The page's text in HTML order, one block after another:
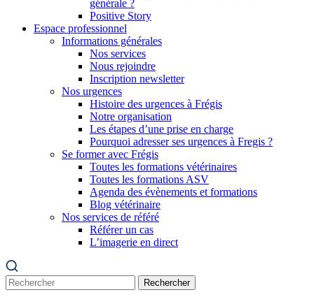
générale ?
Positive Story
Espace professionnel
Informations générales
Nos services
Nous rejoindre
Inscription newsletter
Nos urgences
Histoire des urgences à Frégis
Notre organisation
Les étapes d’une prise en charge
Pourquoi adresser ses urgences à Fregis ?
Se former avec Frégis
Toutes les formations vétérinaires
Toutes les formations ASV
Agenda des évènements et formations
Blog vétérinaire
Nos services de référé
Référer un cas
L’imagerie en direct
Rechercher